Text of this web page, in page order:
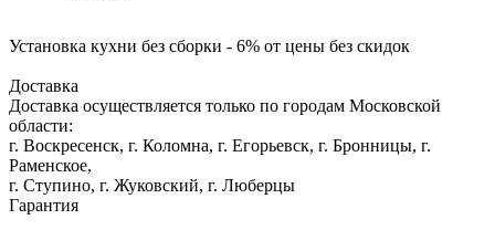
Установка кухни без сборки - 6% от цены без скидок
Доставка
Доставка осуществляется только по городам Московской
области:
г. Воскресенск, г. Коломна, г. Егорьевск, г. Бронницы, г.
Раменское,
г. Ступино, г. Жуковский, г. Люберцы
Гарантия